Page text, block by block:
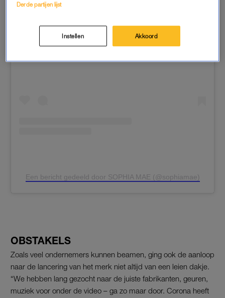
Dit bericht op Instagram bekijken
Een bericht gedeeld door SOPHIA MAE (@sophiamae)
OBSTAKELS
Zoals veel ondernemers kunnen beamen, ging ook de aanloop
naar de lancering van het merk niet altijd van een leien dakje.
“We hebben lang gezocht naar de juiste fabrikanten, geuren,
muziek voor onder de video – ga zo maar door. Corona heeft
Derde partijen lijst
Instellen Akkoord